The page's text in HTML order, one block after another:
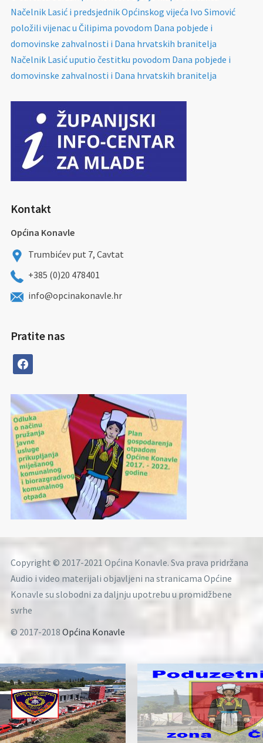
Načelnik Lasić i predsjednik Općinskog vijeća Ivo Simović
položili vijenac u Čilipima povodom Dana pobjede i
domovinske zahvalnosti i Dana hrvatskih branitelja
Načelnik Lasić uputio čestitku povodom Dana pobjede i
domovinske zahvalnosti i Dana hrvatskih branitelja
Kontakt
Općina Konavle
Trumbićev put 7, Cavtat
+385 (0)20 478401
info@opcinakonavle.hr
Pratite nas
facebook
Copyright © 2017-2021 Općina Konavle. Sva prava pridržana
Audio i video materijali objavljeni na stranicama Općine
Konavle su slobodni za daljnju upotrebu u promidžbene
svrhe
© 2017-2018 Općina Konavle